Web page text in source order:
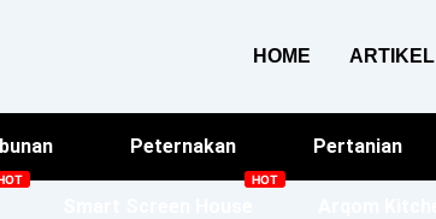
HOME ARTIKEL
Peternakan Pertanian